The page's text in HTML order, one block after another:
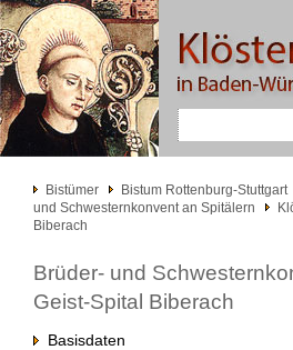
Bistümer Bistum Rottenburg-Stuttgart
und Schwesternkonvent an Spitälern
Biberach
Brüder- und
Geist-Spital Biberach
Basisdaten